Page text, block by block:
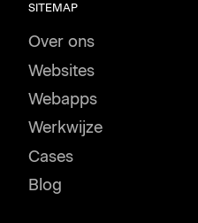
SITEMAP
Over ons
Websites
Webapps
Werkwijze
Cases
Blog